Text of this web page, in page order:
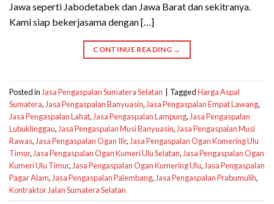
Jawa seperti Jabodetabek dan Jawa Barat dan sekitranya.
Kami siap bekerjasama dengan […]
CONTINUE READING →
Posted in Jasa Pengaspalan Sumatera Selatan TaggedHarga Aspal
Sumatera, Jasa Pengaspalan Banyuasin, Jasa Pengaspalan Empat Lawang,
Jasa Pengaspalan Lahat, Jasa Pengaspalan Lampung, Jasa Pengaspalan
Lubuklinggau, Jasa Pengaspalan Musi Banyuasin, Jasa Pengaspalan Musi
Rawas, Jasa Pengaspalan Ogan Ilir, Jasa Pengaspalan Ogan Komering Ulu
Timur, Jasa Pengaspalan Ogan Kumeri Ulu Selatan, Jasa Pengaspalan Ogan
Kumeri Ulu Timur, Jasa Pengaspalan Ogan Kumering Ulu, Jasa Pengaspalan
Pagar Alam, Jasa Pengaspalan Palembang, Jasa Pengaspalan Prabumulih,
Kontraktor Jalan Sumatera Selatan